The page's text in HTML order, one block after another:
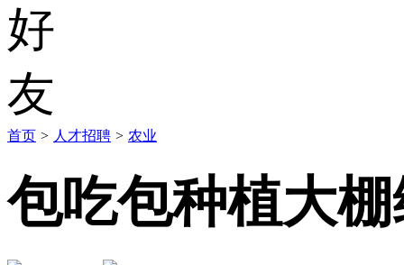
首页 > 人才招聘 > 农业
包吃包种植大